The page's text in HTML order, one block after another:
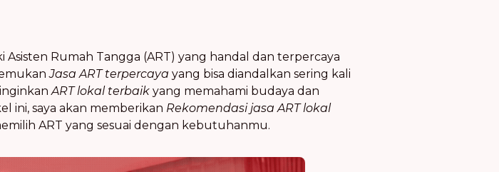
Rumah Tangga (ART) yang handal dan terpercaya
Jasa ART terpercaya yang bisa diandalkan sering kali
ART lokal terbaik yang memahami budaya dan
ini, saya akan memberikan Rekomendasi jasa ART lokal
ART yang sesuai dengan kebutuhanmu.